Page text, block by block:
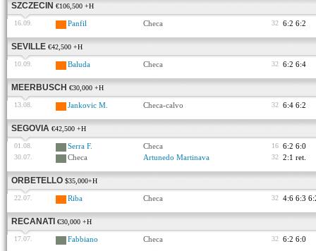
SZCZECIN €106,500 +H
16.09. Panfil Checa 32 6:2 6:2
SEVILLE €42,500 +H
10.09. Baluda Checa 32 6:2 6:4
MEERBUSCH €30,000 +H
13.08. Jankovic M. Checa-calvo 32 6:4 6:2
SEGOVIA €42,500 +H
01.08. Serra F. Checa 16 6:2 6:0
30.07. Checa Artunedo Martinava 32 2:1 ret.
ORBETELLO $35,000+H
22.07. Riba Checa 32 4:6 6:3
RECANATI €30,000 +H
17.07. Fabbiano Checa 32 6:2 6:0